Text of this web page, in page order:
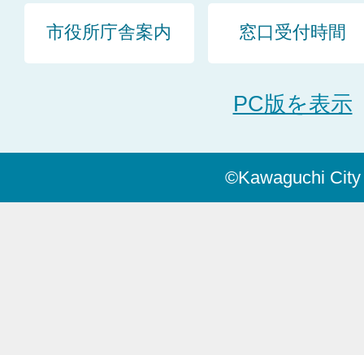
市役所庁舎案内 窓口受付時間
PC版を表示
©Kawaguchi City